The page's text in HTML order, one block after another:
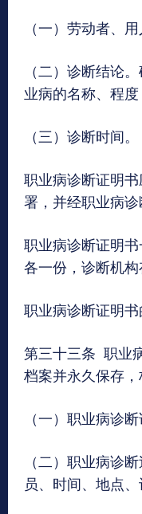
（一）劳动者、
（二）诊断结论
业病的名称、程
（三）诊断时间。
职业病诊断证明
署，并经职业病诊
职业病诊断证明
各一份，诊断机构
职业病诊断证明书
第三十三条 职业
档案并永久保存，
（一）职业病诊
（二）职业病诊
员、时间、地点